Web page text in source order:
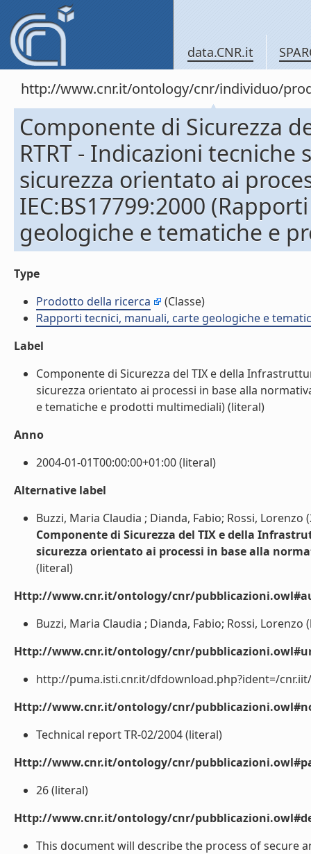
data.CNR.it
http://www.cnr.it/ontology/cnr/individuo/
Componente di Sicurezza
RTRT - Indicazioni
sicurezza orientato ai
IEC:BS17799:2000
geologiche e tematiche e
Type
Prodotto della ricerca
(Classe)
Rapporti tecnici, manuali, carte geologiche e
Label
Componente di Sicurezza del TIX e della
sicurezza orientato ai processi in base alla
e tematiche e prodotti multimediali) (literal)
Anno
2004-01-01T00:00:00+01:00 (literal)
Alternative label
Buzzi, Maria Claudia ; Dianda, Fabio; Rossi, Lorenzo
Componente di Sicurezza del TIX e della
sicurezza orientato ai processi in base alla
(literal)
Http://www.cnr.it/ontology/cnr/
Buzzi, Maria Claudia ; Dianda, Fabio; Rossi, Lorenzo
Http://www.cnr.it/ontology/cnr/
http://puma.isti.cnr.it/dfdownload.php?ident=/cnr.iit/
Http://www.cnr.it/ontology/cnr/
Technical report TR-02/2004 (literal)
Http://www.cnr.it/ontology/cnr/
26 (literal)
Http://www.cnr.it/ontology/cnr/
This document will describe the process of secure